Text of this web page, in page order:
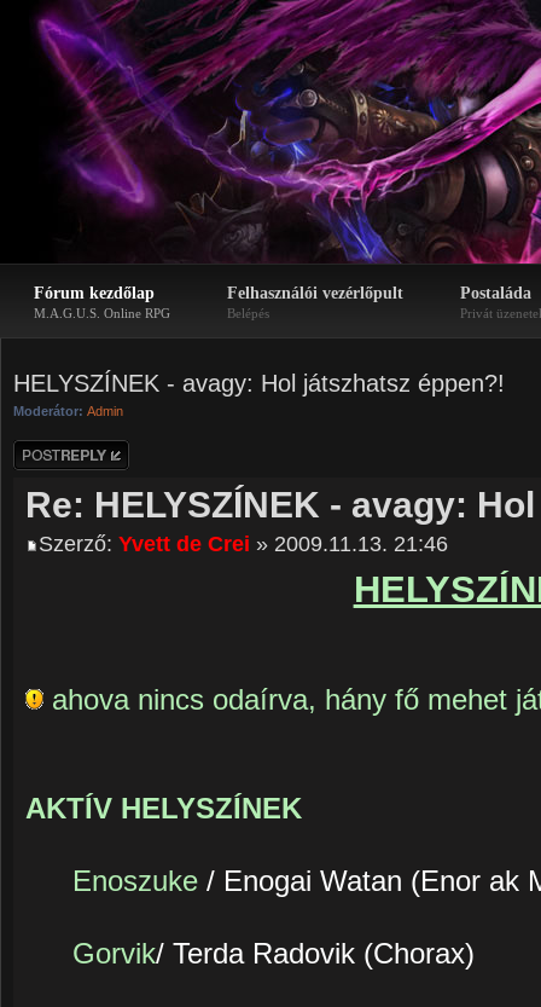
Fórum kezdőlap
M.A.G.U.S. Online RPG
Felhasználói vezérlőpult
Belépés
Postaláda
Privát
HELYSZÍNEK - avagy: Hol játszhatsz éppen?!
Moderátor: Admin
Hozzászólás
küldése
Re: HELYSZÍNEK - avagy:
Szerző: Yvett de Crei » 2009.11.13. 21:46
ahova nincs odaírva, hány fő mehet
AKTÍV HELYSZÍNEK
Enoszuke / Enogai Watan (Enor ak
Gorvik/ Terda Radovik (Chorax)